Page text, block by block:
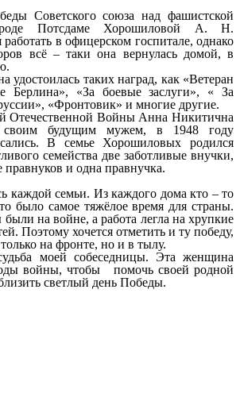
союза над фашистской
Потсдаме Хорошиловой А. Н.
работать в офицерском госпитале, однако
всё – таки она вернулась домой, в
таких наград, как «Ветеран
Берлина», «За боевые заслуги», « За
«Фронтовик» и многие другие.
Войны Анна Никитична
своим будущим мужем, в 1948 году
В семье Хорошиловых родился
семейства две заботливые внучки,
и одна правнучка.
семьи. Из каждого дома кто – то
было самое тяжёлое время для страны.
на войне, а работа легла на хрупкие
Поэтому хочется отметить и ту победу,
на фронте, но и в тылу.
моей собеседницы. Эта женщина
войны, чтобы помочь своей родной
светлый день Победы.